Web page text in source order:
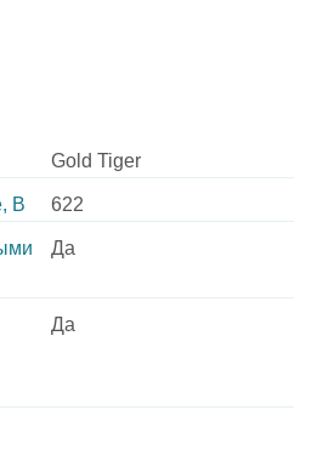
Gold Tiger
В 622
Да
Да